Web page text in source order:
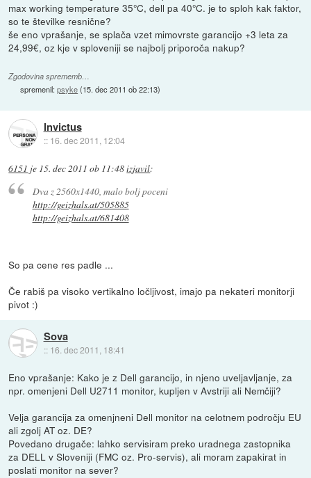
max working temperature 35°C, dell pa 40°C. je to sploh kak faktor,
so te številke resnične?
še eno vprašanje, se splača vzet mimovrste garancijo +3 leta za
24,99€, oz kje v sploveniji se najbolj priporoča nakup?
Zgodovina sprememb…
spremenil:psyke(15. dec 2011 ob 22:13)
Invictus
:: 16. dec 2011, 12:04
6151 je 15. dec 2011 ob 11:48izjavil:
Dva z 2560x1440, malo bolj poceni
http://geizhals.at/505885
http://geizhals.at/681408
So pa cene res padle ...
Če rabiš pa visoko vertikalno ločljivost, imajo pa nekateri monitorji
pivot :)
Sova
:: 16. dec 2011, 18:41
Eno vprašanje: Kako je z Dell garancijo, in njeno uveljavljanje, za
npr. omenjeni Dell U2711 monitor, kupljen v Avstriji ali Nemčiji?
Velja garancija za omenjneni Dell monitor na celotnem področju EU
ali zgolj AT oz. DE?
Povedano drugače: lahko servisiram preko uradnega zastopnika
za DELL v Sloveniji (FMC oz. Pro-servis), ali moram zapakirat in
poslati monitor na sever?